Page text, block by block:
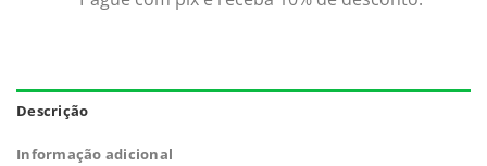
Descrição
Informação adicional